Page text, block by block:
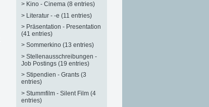
> Kino - Cinema (8 entries)
> Literatur - -e (11 entries)
> Präsentation - Presentation
(41 entries)
> Sommerkino (13 entries)
> Stellenausschreibungen -
Job Postings (19 entries)
> Stipendien - Grants (3
entries)
> Stummfilm - Silent Film (4
entries)